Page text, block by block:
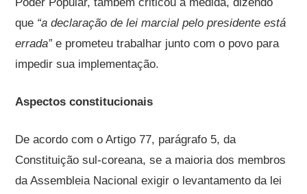
que “a declaração de lei marcial pelo presidente está
errada”e prometeu trabalhar junto com o povo para
impedir sua implementação.
Aspectos constitucionais
De acordo com o Artigo 77, parágrafo 5, da
Constituição sul-coreana, se a maioria dos membros
da Assembleia Nacional exigir o levantamento da lei